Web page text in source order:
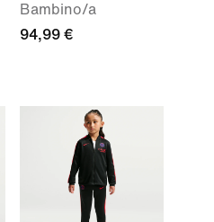
Bambino/a
94,99 €